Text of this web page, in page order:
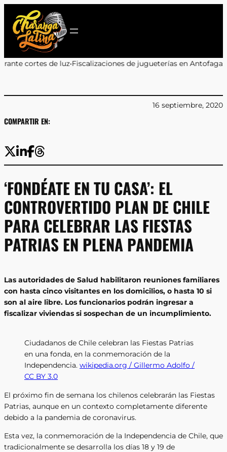
contenido
de jugueterías en Antofagasta: 9 de 11 locales
COMPARTIR EN:
16 septiembre, 2020
‘FONDÉATE EN TU CASA’: EL
CONTROVERTIDO PLAN DE CHILE
PARA CELEBRAR LAS FIESTAS
PATRIAS EN PLENA PANDEMIA
Las autoridades de Salud habilitaron reuniones familiares
con hasta cinco visitantes en los domicilios, o hasta 10 si
son al aire libre. Los funcionarios podrán ingresar a
fiscalizar viviendas si sospechan de un incumplimiento.
Ciudadanos de Chile celebran las Fiestas Patrias
en una fonda, en la conmemoración de la
Independencia. wikipedia.org / Gillermo Adolfo /
CC BY 3.0
El próximo fin de semana los chilenos celebrarán las Fiestas
Patrias, aunque en un contexto completamente diferente
debido a la pandemia de coronavirus.
Esta vez, la conmemoración de la Independencia de Chile, que
tradicionalmente se desarrolla los días 18 y 19 de